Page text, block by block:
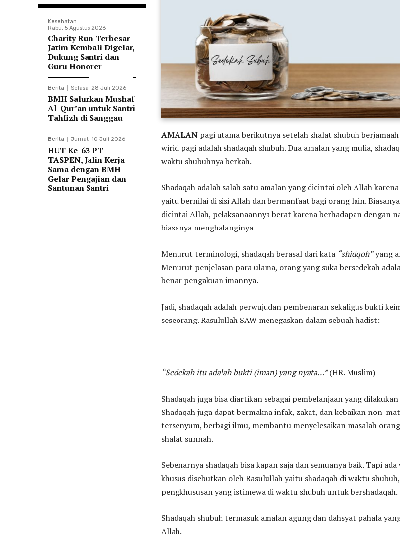
Kesehatan
Rabu, 5 Agustus 2026
Charity Run Terbesar
Jatim Kembali Digelar,
Dukung Santri dan
Guru Honorer
Berita Selasa, 28 Juli 2026
BMH Salurkan Mushaf
Al-Qur’an untuk Santri
Tahfizh di Sanggau
Berita Jumat, 10 Juli 2026
HUT Ke-63 PT
TASPEN, Jalin Kerja
Sama dengan BMH
Gelar Pengajian dan
Santunan Santri
AMALAN pagi utama berikutnya setelah shalat shubuh
wirid pagi adalah shadaqah shubuh. Dua amalan yang mulia,
waktu shubuhnya berkah.
Shadaqah adalah salah satu amalan yang dicintai oleh Allah
yaitu bernilai di sisi Allah dan bermanfaat bagi orang lain.
dicintai Allah, pelaksanaannya berat karena berhadapan dengan
biasanya menghalanginya.
Menurut terminologi, shadaqah berasal dari kata “shidqoh”yang
Menurut penjelasan para ulama, orang yang suka bersedekah
benar pengakuan imannya.
Jadi, shadaqah adalah perwujudan pembenaran sekaligus bukti
seseorang. Rasulullah SAW menegaskan dalam sebuah hadist:
“Sedekah itu adalah bukti (iman) yang nyata…”(HR. Muslim)
Shadaqah juga bisa diartikan sebagai pembelanjaan yang
Shadaqah juga dapat bermakna infak, zakat, dan kebaikan non-
tersenyum, berbagi ilmu, membantu menyelesaikan masalah
shalat sunnah.
Sebenarnya shadaqah bisa kapan saja dan semuanya baik. Tapi
khusus disebutkan oleh Rasulullah yaitu shadaqah di waktu
pengkhususan yang istimewa di waktu shubuh untuk bershadaqah.
Shadaqah shubuh termasuk amalan agung dan dahsyat pahala
Allah.